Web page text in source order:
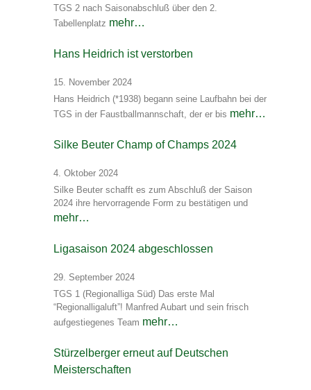
TGS 2 nach Saisonabschluß über den 2.
Tabellenplatz mehr…
Hans Heidrich ist verstorben
15. November 2024
Hans Heidrich (*1938) begann seine Laufbahn bei der
TGS in der Faustballmannschaft, der er bis mehr…
Silke Beuter Champ of Champs 2024
4. Oktober 2024
Silke Beuter schafft es zum Abschluß der Saison
2024 ihre hervorragende Form zu bestätigen und
mehr…
Ligasaison 2024 abgeschlossen
29. September 2024
TGS 1 (Regionalliga Süd) Das erste Mal
“Regionalligaluft”! Manfred Aubart und sein frisch
aufgestiegenes Team mehr…
Stürzelberger erneut auf Deutschen
Meisterschaften